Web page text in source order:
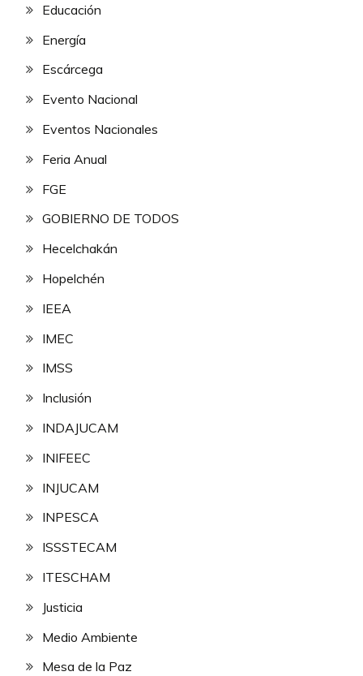
Educación
Energía
Escárcega
Evento Nacional
Eventos Nacionales
Feria Anual
FGE
GOBIERNO DE TODOS
Hecelchakán
Hopelchén
IEEA
IMEC
IMSS
Inclusión
INDAJUCAM
INIFEEC
INJUCAM
INPESCA
ISSSTECAM
ITESCHAM
Justicia
Medio Ambiente
Mesa de la Paz